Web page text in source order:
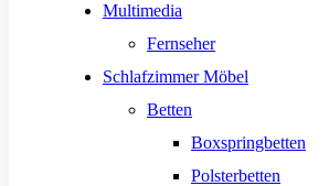
Multimedia
Fernseher
Schlafzimmer Möbel
Betten
Boxspringbetten
Polsterbetten